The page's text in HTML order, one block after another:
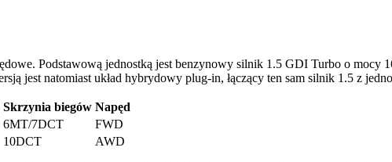
Podstawową jednostką jest benzynowy silnik 1.5 GDI Turbo o mocy
jest natomiast układ hybrydowy plug-in, łączący ten sam silnik 1.5 z
Skrzynia biegów Napęd
6MT/7DCT
FWD
10DCT AWD